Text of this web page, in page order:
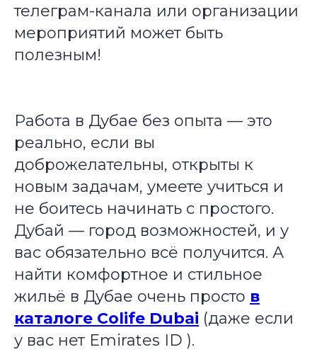
телеграм-канала или организации
мероприятий может быть
полезным!
Работа в Дубае без опыта — это
реально, если вы
доброжелательны, открыты к
новым задачам, умеете учиться и
не боитесь начинать с простого.
Дубай — город возможностей, и у
вас обязательно всё получится. А
найти комфортное и стильное
жильё в Дубае очень просто в
каталоге Colife Dubai (даже если
у вас нет Emirates ID ).